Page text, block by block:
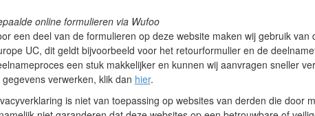
online formulieren via Wufoo
een deel van de formulieren op deze website maken wij gebruik
UC, dit geldt bijvoorbeeld voor het retourformulier en de
een stuk makkelijker en kunnen wij aanvragen sneller
gegevens verwerken, klik dan hier.
is niet van toepassing op websites van derden die door